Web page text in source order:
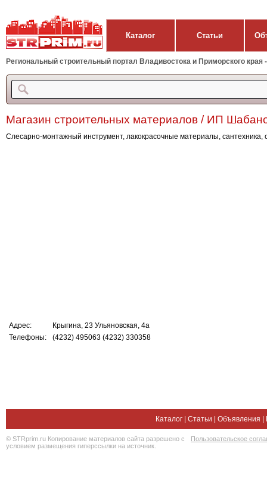
Каталог Статьи
Региональный строительный портал Владивостока и Приморского края
Магазин строительных материалов / ИП
Слесарно-монтажный инструмент, лакокрасочные материалы,
Адрес:
Крыгина, 23 Ульяновская, 4а
Телефоны:
(4232) 495063 (4232) 330358
Каталог Статьи Объявления
© STRprim.ru Копирование материалов сайта разрешено с
условием размещения гиперссылки на источник.
Пользовательское